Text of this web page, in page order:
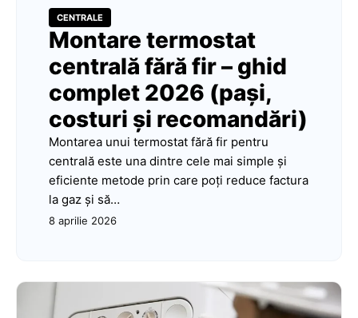
CENTRALE
Montare termostat
centrală fără fir – ghid
complet 2026 (pași,
costuri și recomandări)
Montarea unui termostat fără fir pentru
centrală este una dintre cele mai simple și
eficiente metode prin care poți reduce factura
la gaz și să…
8 aprilie 2026